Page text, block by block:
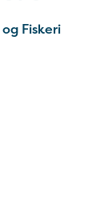
Fiskeri